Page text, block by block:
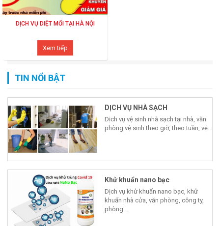
DỊCH VỤ DIỆT MỐI TẠI HÀ NỘI
Xem tiếp
TIN NỔI BẬT
DỊCH VỤ NHÀ SẠCH
Dịch vụ vệ sinh nhà sạch tại nhà, văn
phòng vệ sinh theo giờ, theo tuần, vệ...
Khử khuẩn nano bạc
Dịch vụ khử khuẩn nano bạc, khử
khuẩn nhà cửa, văn phòng, công ty,
phòng...